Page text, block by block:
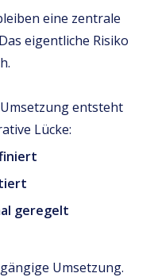
eine zentrale
eigentliche Risiko
entsteht
Lücke:
geregelt
Umsetzung.